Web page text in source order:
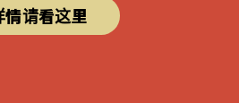
情请看这里